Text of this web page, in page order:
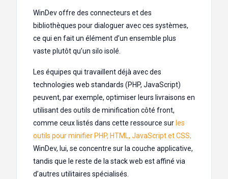
WinDev offre des connecteurs et des
bibliothèques pour dialoguer avec ces systèmes,
ce qui en fait un élément d’un ensemble plus
vaste plutôt qu’un silo isolé.
Les équipes qui travaillent déjà avec des
technologies web standards (PHP, JavaScript)
peuvent, par exemple, optimiser leurs livraisons en
utilisant des outils de minification côté front,
comme ceux listés dans cette ressource sur les
outils pour minifier PHP, HTML, JavaScript et CSS
WinDev, lui, se concentre sur la couche applicative,
tandis que le reste de la stack web est affiné via
d’autres utilitaires spécialisés.